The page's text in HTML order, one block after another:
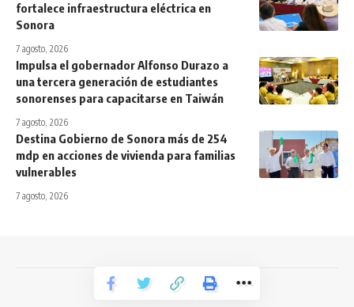
fortalece infraestructura eléctrica en
Sonora
7 agosto, 2026
Impulsa el gobernador Alfonso Durazo a
una tercera generación de estudiantes
sonorenses para capacitarse en Taiwán
7 agosto, 2026
Destina Gobierno de Sonora más de 254
mdp en acciones de vivienda para familias
vulnerables
7 agosto, 2026
Todos los derechos reservados